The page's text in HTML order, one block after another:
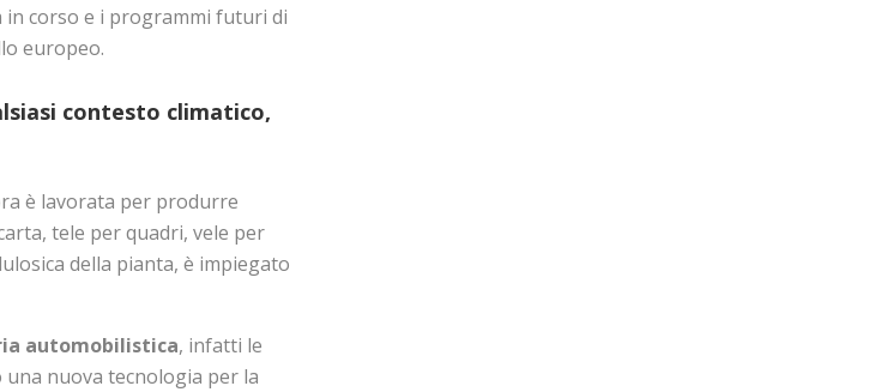
in corso e i programmi futuri di
europeo.
contesto climatico,
è lavorata per produrre
tele per quadri, vele per
della pianta, è impiegato
automobilistica, infatti le
nuova tecnologia per la